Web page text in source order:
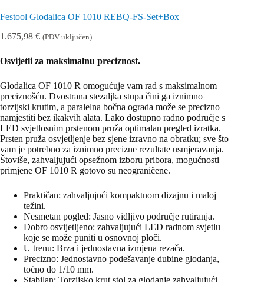
Festool Glodalica OF 1010 REBQ-FS-Set+Box
1.675,98 € (PDV uključen)
Osvijetli za maksimalnu preciznost.
Glodalica OF 1010 R omogućuje vam rad s maksimalnom
preciznošću. Dvostrana stezaljka stupa čini ga iznimno
torzijski krutim, a paralelna bočna ograda može se precizno
namjestiti bez ikakvih alata. Lako dostupno radno područje s
LED svjetlosnim prstenom pruža optimalan pregled izratka.
Prsten pruža osvjetljenje bez sjene izravno na obratku; sve što
vam je potrebno za iznimno precizne rezultate usmjeravanja.
Štoviše, zahvaljujući opsežnom izboru pribora, mogućnosti
primjene OF 1010 R gotovo su neograničene.
Praktičan: zahvaljujući kompaktnom dizajnu i maloj
težini.
Nesmetan pogled: Jasno vidljivo područje rutiranja.
Dobro osvijetljeno: zahvaljujući LED radnom svjetlu
koje se može puniti u osnovnoj ploči.
U trenu: Brza i jednostavna izmjena rezača.
Precizno: Jednostavno podešavanje dubine glodanja,
točno do 1/10 mm.